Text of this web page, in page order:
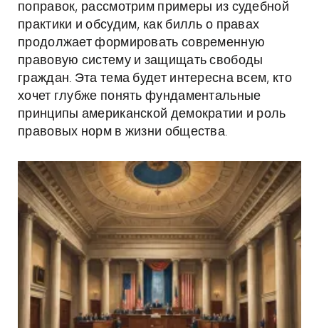
поправок, рассмотрим примеры из судебной
практики и обсудим, как билль о правах
продолжает формировать современную
правовую систему и защищать свободы
граждан. Эта тема будет интересна всем, кто
хочет глубже понять фундаментальные
принципы американской демократии и роль
правовых норм в жизни общества.